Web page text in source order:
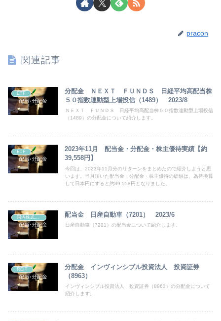
pracon
関連記事
ETF
分配金 ＮＥＸＴ ＦＵＮＤＳ 日経平均高配当株
５０指数連動型上場投信（1489） 2023/8
ＮＥＸＴ ＦＵＮＤＳ 日経平均高配当株５０指数連動型上場投信
（1489）の分配金について紹介します。
ETF
2023年11月 配当金・分配金・株主優待実績【約
39,558円】
今回は、2023年11月分のリターンをまとめたので紹介しようと思
います。当月頂いた配当金・分配金・株主優待の総額は、為替換算
して日本円にすると約39,558円となりました。
配当金 日産自動車（7201） 2023/6
日産自動車（7201）の配当金について紹介します。
REIT
分配金 インヴィンシブル投資法人 投資証券
（8963）
インヴィンシブル投資法人 投資証券（8963）の分配金について
紹介します。